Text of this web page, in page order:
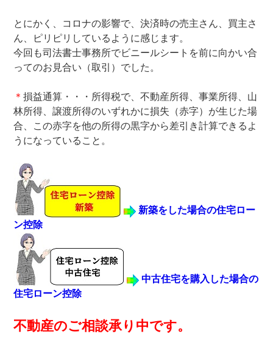
とにかく、コロナの影響で、決済時の売主さん、買主さ
ん、ピリピリしているように感じます。
今回も司法書士事務所でビニールシートを前に向かい合
ってのお見合い（取引）でした。
＊損益通算・・・所得税で、不動産所得、事業所得、山
林所得、譲渡所得のいずれかに損失（赤字）が生じた場
合、この赤字を他の所得の黒字から差引き計算できるよ
うになっていること。
新築をした場合の住宅ロー
ン控除
中古住宅を購入した場合の
住宅ローン控除
不動産のご相談承り中です。